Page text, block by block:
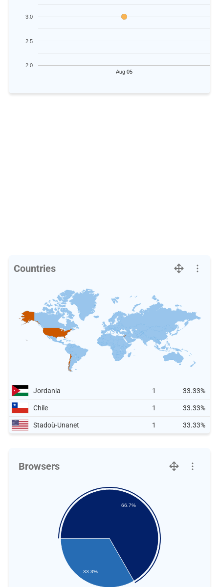
Aug 05
2.0
2.5
3.0
Countries
Jordania 1 33.33%
Chile 1 33.33%
Stadoù-Unanet 1 33.33%
Browsers
33.3%
66.7%